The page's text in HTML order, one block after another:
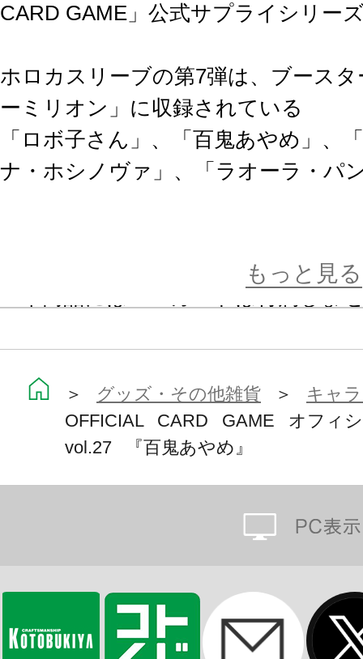
CARD GAME」公式サプライシリー
ホロカスリーブの第7弾は、ブース
ーミリオン」に収録されている
「ロボ子さん」、「百鬼あやめ」、
ナ・ホシノヴァ」、「ラオーラ・パ
もっと見る
＞ グッズ・その他雑貨 ＞ キャ
OFFICIAL CARD GAME オフィ
vol.27 『百鬼あやめ』